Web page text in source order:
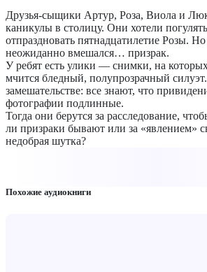
Друзья-сыщики Артур, Роза, Виола и
каникулы в столицу. Они хотели
отпраздновать пятнадцатилетие Розы.
неожиданно вмешался… призрак.
У ребят есть улики — снимки, на
мчится бледный, полупрозрачный
замешательстве: все знают, что
фотографии подлинные.
Тогда они берутся за расследование,
ли призраки бывают или за «явлением»
недобрая шутка?
Похожие аудиокниги